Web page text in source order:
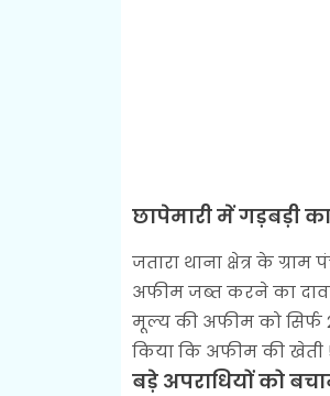
छापेमारी में गड़बड़ी
जतारा थाना क्षेत्र के
अफीम जब्त करने का
मूल्य की अफीम को सिर्फ
किया कि अफीम की खेती
बड़े अपराधियों को